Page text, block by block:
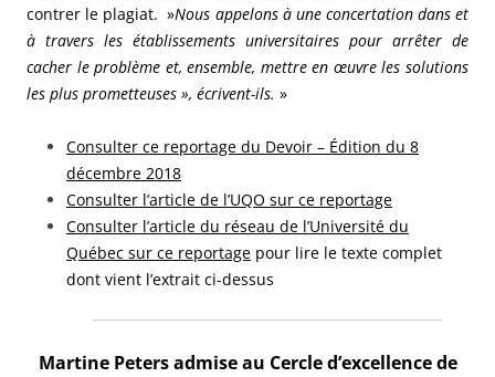
contrer le plagiat. »Nous appelons à une concertation dans et
à travers les établissements universitaires pour arrêter de
cacher le problème et, ensemble, mettre en œuvre les solutions
les plus prometteuses », écrivent-ils. »
Consulter ce reportage du Devoir – Édition du 8
décembre 2018
Consulter l’article de l’UQO sur ce reportage
Consulter l’article du réseau de l’Université du
Québec sur ce reportage pour lire le texte complet
dont vient l’extrait ci-dessus
Martine Peters admise au Cercle d’excellence de